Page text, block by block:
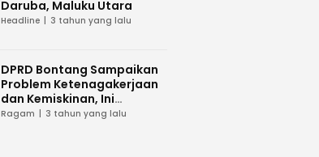
Daruba, Maluku Utara
Headline 3 tahun yang lalu
DPRD Bontang Sampaikan
Problem Ketenagakerjaan
dan Kemiskinan, Ini
Tanggapan Wawali Kota
Ragam 3 tahun yang lalu